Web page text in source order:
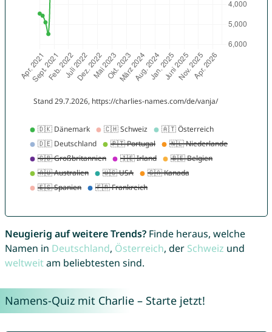
Neugierig auf weitere Trends?Finde heraus, welche
Namen in Deutschland, Österreich, der Schweiz und
weltweitam beliebtesten sind.
Namens-Quiz mit Charlie – Starte jetzt!